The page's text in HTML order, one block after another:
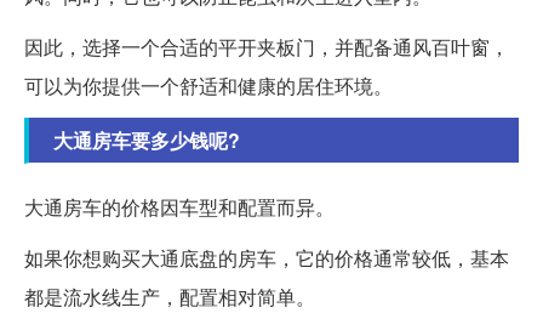
因此，选择一个合适的平开夹板门，并配备通风百叶窗，
可以为你提供一个舒适和健康的居住环境。
大通房车要多少钱呢?
大通房车的价格因车型和配置而异。
如果你想购买大通底盘的房车，它的价格通常较低，基本
都是流水线生产，配置相对简单。